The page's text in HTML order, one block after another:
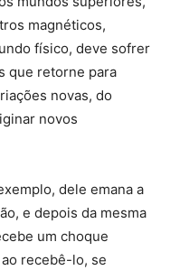
magnéticos,
físico, deve sofrer
que retorne para
novas, do
novos
dele emana a
e depois da mesma
um choque
recebê-lo, se